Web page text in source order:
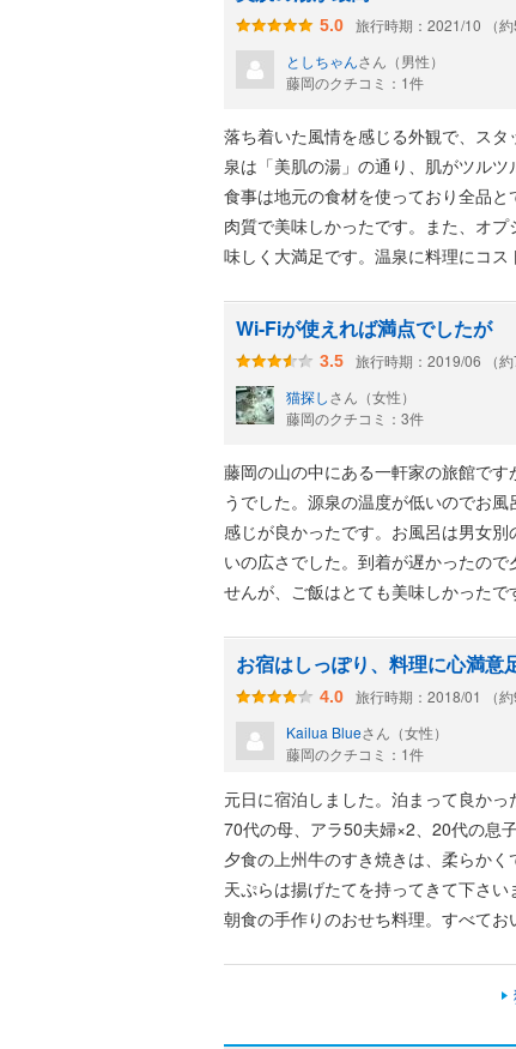
5.0
旅行時期：2021/10 （約
としちゃんさん（男性）
藤岡のクチコミ：1件
落ち着いた風情を感じる外観で、ス
泉は「美肌の湯」の通り、肌がツルツ
食事は地元の食材を使っており全品
肉質で美味しかったです。また、オ
味しく大満足です。温泉に料理にコス
Wi-Fiが使えれば満点でしたが
3.5
旅行時期：2019/06 （約
猫探しさん（女性）
藤岡のクチコミ：3件
藤岡の山の中にある一軒家の旅館で
うでした。源泉の温度が低いのでお
感じが良かったです。お風呂は男女
いの広さでした。到着が遅かったの
せんが、ご飯はとても美味しかった
の問題ではないと思います。
お宿はしっぽり、料理に心満意
4.0
旅行時期：2018/01 （約
Kailua Blueさん（女性）
藤岡のクチコミ：1件
元日に宿泊しました。泊まって良かっ
70代の母、アラ50夫婦×2、20代の息
夕食の上州牛のすき焼きは、柔らかく
天ぷらは揚げたてを持ってきて下さい
朝食の手作りのおせち料理。すべてお